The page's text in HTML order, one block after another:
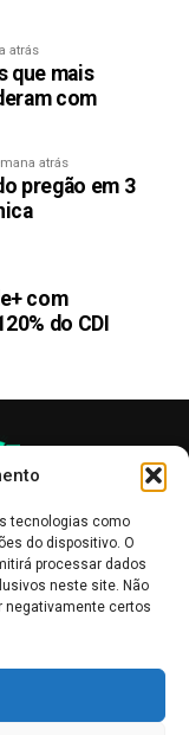
tecnologias como
do dispositivo. O
processar dados
neste site. Não
negativamente certos
atrás
que mais
com
atrás
pregão em 3
com
do CDI
e não devem ser
Leia mais